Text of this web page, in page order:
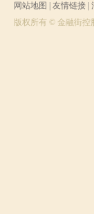
网站地图 友情链接
版权所有 © 金融街控